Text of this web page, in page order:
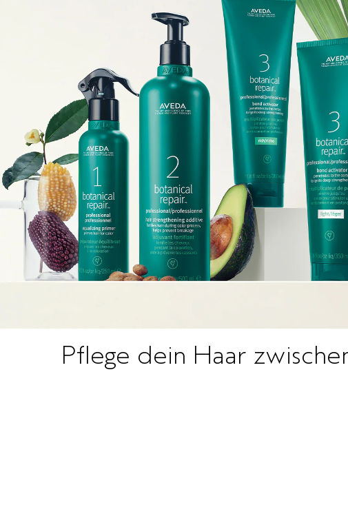
Pflege dein Haar